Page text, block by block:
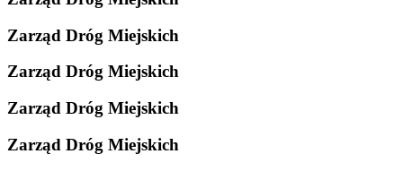
Zarząd Dróg Miejskich
Zarząd Dróg Miejskich
Zarząd Dróg Miejskich
Zarząd Dróg Miejskich